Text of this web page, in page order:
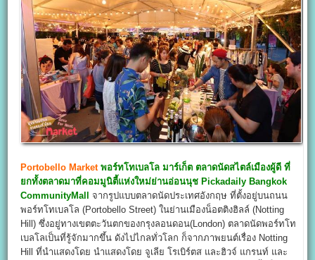
Portobello Market พอร์ทโทเบลโล มาร์เก็ต ตลาดนัดสไตล์เมืองผู้ดี ที่
ยกทั้งตลาดมาที่คอมมูนิตี้แห่งใหม่ย่านอ่อนนุช Pickadaily Bangkok
CommunityMall
จากรูปแบบตลาดนัดประเทศอังกฤษ ที่ตั้งอยู่บนถนน
พอร์ทโทเบลโล (Portobello Street) ในย่านเมืองน็อตติงฮิลล์ (Notting
Hill) ซึ่งอยู่ทางเขตตะวันตกของกรุงลอนดอน(London) ตลาดนัดพอร์ทโท
เบลโลเป็นที่รู้จักมากขึ้น ดังไปไกลทั่วโลก ก็จากภาพยนต์เรื่อง Notting
Hill ที่นำแสดงโดย นำแสดงโดย จูเลีย โรเบิร์ตส และฮิวจ์ แกรนท์ และ